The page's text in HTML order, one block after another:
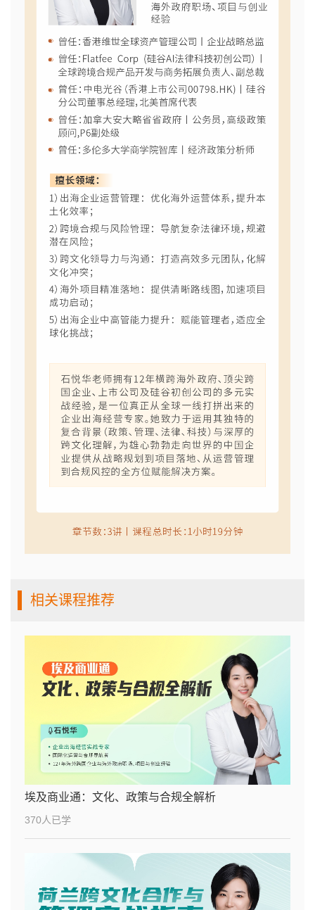
相关课程推荐
埃及商业通：文化、政策与合规全解析
370人已学